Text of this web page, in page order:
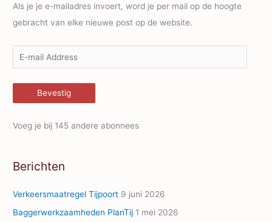
Als je je e-mailadres invoert, word je per mail op de hoogte
gebracht van elke nieuwe post op de website.
-
m
a
d
r
e
Bevestig
Voeg je bij 145 andere abonnees
Berichten
Verkeersmaatregel Tijpoort 9 juni 2026
Baggerwerkzaamheden PlanTij 1 mei 2026